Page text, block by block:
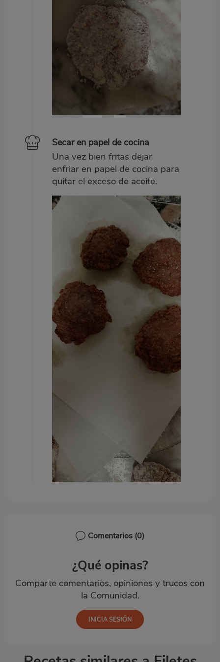
Secar en papel de cocina
Una vez bien fritas dejar
enfriar en papel de cocina para
quitar el exceso de aceite.
Comentarios (0)
¿Qué opinas?
Comparte comentarios, opiniones y trucos con
la Comunidad.